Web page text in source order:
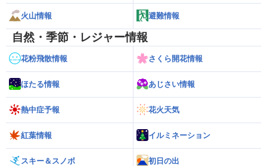
火山情報 避難情報
自然・季節・レジャー情報
花粉飛散情報 さくら開花情報
ほたる情報 あじさい情報
熱中症予報 花火天気
紅葉情報 イルミネーション
スキー＆スノボ 初日の出